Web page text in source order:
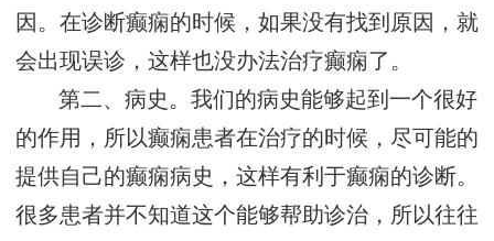
因。在诊断癫痫的时候，如果没有找到原因，就
会出现误诊，这样也没办法治疗癫痫了。
第二、病史。我们的病史能够起到一个很好
的作用，所以癫痫患者在治疗的时候，尽可能的
提供自己的癫痫病史，这样有利于癫痫的诊断。
很多患者并不知道这个能够帮助诊治，所以往往